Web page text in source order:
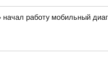
работу мобильный